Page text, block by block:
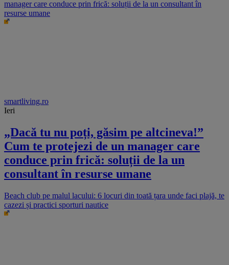
manager care conduce prin frică: soluții de la un consultant în
resurse umane
smartliving.ro
Ieri
„Dacă tu nu poți, găsim pe altcineva!”
Cum te protejezi de un manager care
conduce prin frică: soluții de la un
consultant în resurse umane
Beach club pe malul lacului: 6 locuri din toată țara unde faci plajă, te
cazezi și practici sporturi nautice